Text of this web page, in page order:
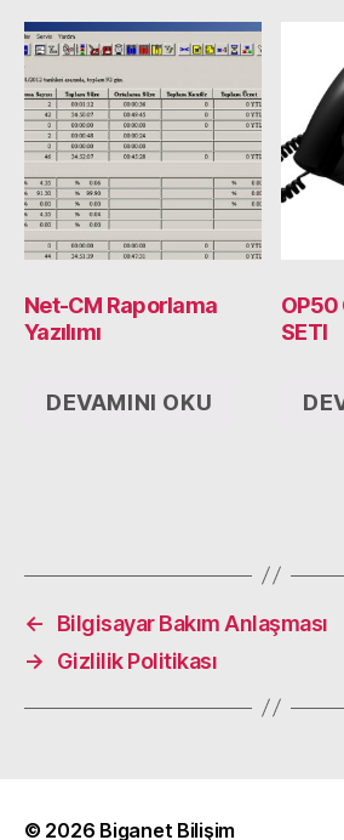
Net-CM Raporlama
Yazılımı
DEVAMINI OKU
OP50
SETI
←
Bilgisayar Bakım Anlaşması
→
Gizlilik Politikası
© 2026 Biganet Bilişim